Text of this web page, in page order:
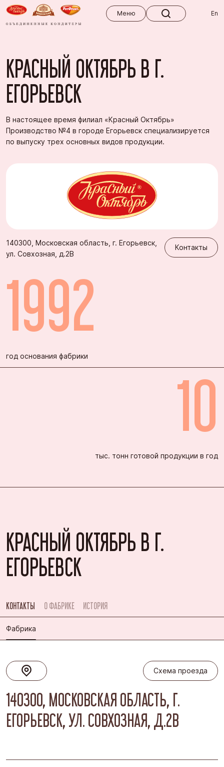
Меню
En
КРАСНЫЙ ОКТЯБРЬ В Г.
ЕГОРЬЕВСК
В настоящее время филиал «Красный Октябрь»
Производство №4 в городе Егорьевск специализируется
по выпуску трех основных видов продукции.
140300, Московская область, г. Егорьевск,
ул. Совхозная, д.2В
Контакты
1992
год основания фабрики
10
тыс. тонн готовой продукции в год
КРАСНЫЙ ОКТЯБРЬ В Г.
ЕГОРЬЕВСК
КОНТАКТЫ О ФАБРИКЕ ИСТОРИЯ
Фабрика
140300, МОСКОВСКАЯ ОБЛАСТЬ, Г.
ЕГОРЬЕВСК, УЛ. СОВХОЗНАЯ, Д.2В
Схема проезда